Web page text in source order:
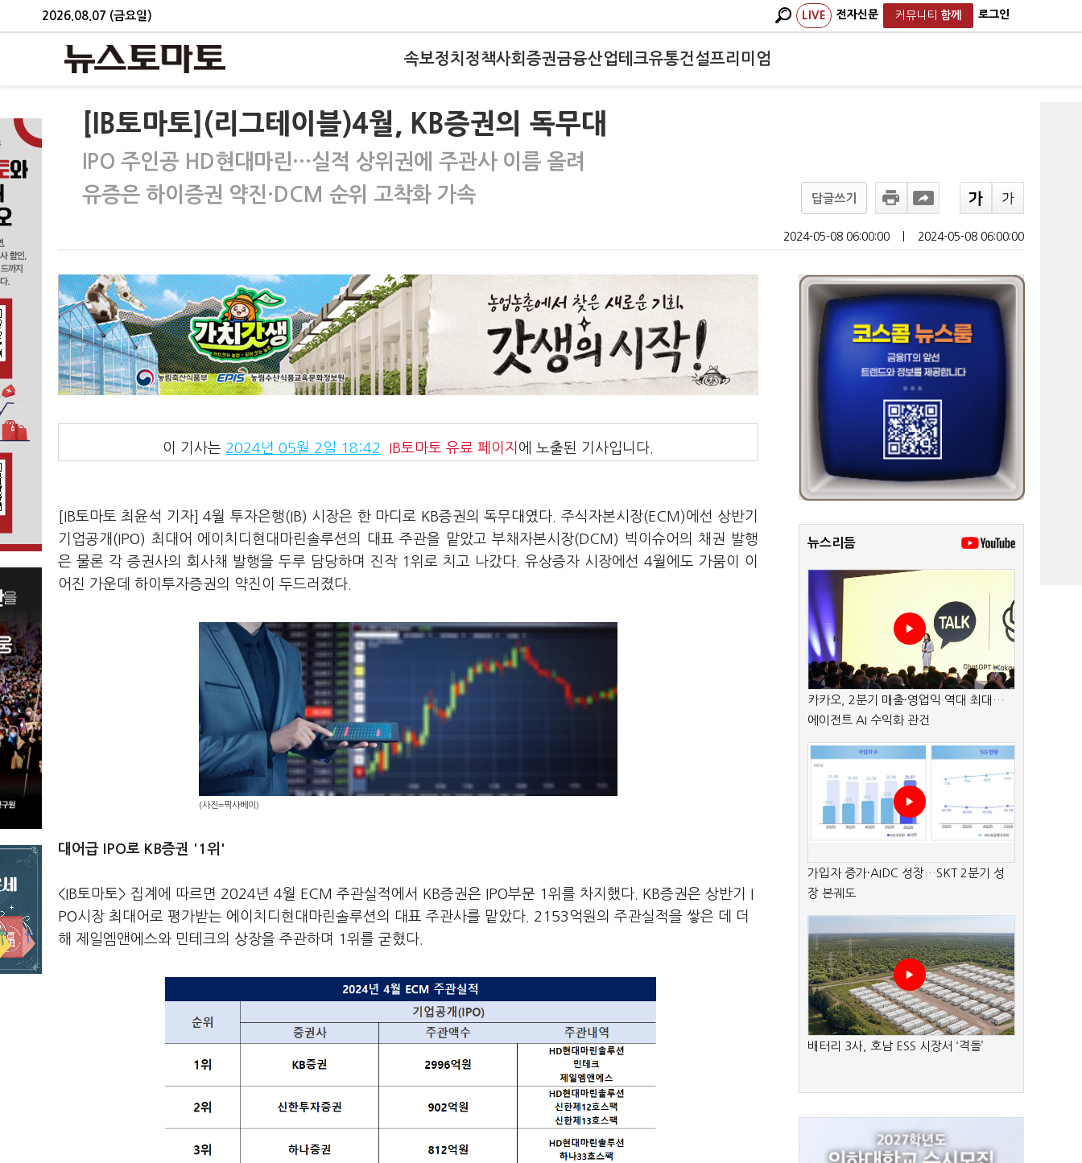
2026.08.07 (금요일) LIVE 전자신문 커뮤니티 함께 로그인
속보정치 정책사회 증권금융산업테크유통건설프리미엄
[IB토마토](리그테이블)4월, KB증권의 독무대
IPO 주인공 HD현대마린…실적 상위권에 주관사 이름 올려
유증은 하이증권 약진·DCM 순위 고착화 가속
답글쓰기
2024-05-08 06:00:00 2024-05-08 06:00:00
이 기사는 2024년 05월 2일 18:42 IB토마토 유료 페이지 에 노출된 기사입니다.
[IB토마토 최윤석 기자] 4월 투자은행(IB) 시장은 한 마디로 KB증권의 독무대였다. 주식자본시장(ECM)에선 상반기
기업공개(IPO) 최대어 에이치디현대마린솔루션의 대표 주관을 맡았고 부채자본시장(DCM) 빅이슈어의 채권 발행
은 물론 각 증권사의 회사채 발행을 두루 담당하며 진작 1위로 치고 나갔다. 유상증자 시장에선 4월에도 가뭄이 이
어진 가운데 하이투자증권의 약진이 두드러졌다.
(사진=픽사베이)
대어급 IPO로 KB증권 '1위'
<IB토마토> 집계에 따르면 2024년 4월 ECM 주관실적에서 KB증권은 IPO부문 1위를 차지했다. KB증권은 상반기 I
PO시장 최대어로 평가받는 에이치디현대마린솔루션의 대표 주관사를 맡았다. 2153억원의 주관실적을 쌓은 데 더
해 제일엠앤에스와 민테크의 상장을 주관하며 1위를 굳혔다.
뉴스리듬
카카오, 2분기 매출·영업익 역대 최대…
에이전트 AI 수익화 관건
가입자 증가·AIDC 성장…SKT 2분기 성
장 본궤도
배터리 3사, 호남 ESS 시장서 ‘격돌’